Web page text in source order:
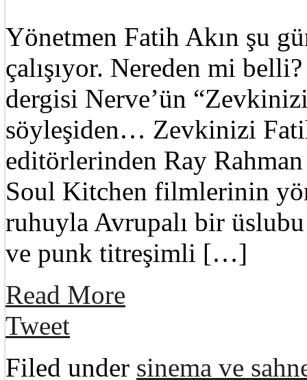
Yönetmen Fatih Akın şu
çalışıyor. Nereden mi
dergisi Nerve’ün
söyleşiden… Zevkinizi
editörlerinden Ray
Soul Kitchen filmlerinin
ruhuyla Avrupalı bir
ve punk titreşimli […]
Read More
Tweet
Filed under sinema ve